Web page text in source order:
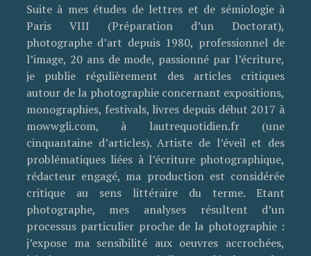
Suite à mes études de lettres et de sémiologie à
Paris VIII (Préparation d’un Doctorat),
photographe d’art depuis 1980, professionnel de
l’image, 20 ans de mode, passionné par l’écriture,
je publie régulièrement des articles critiques
autour de la photographie concernant expositions,
monographies, festivals, livres depuis début 2017 à
mowwgli.com, à lautrequotidien.fr (une
cinquantaine d’articles). Artiste de l’éveil et des
problématiques liées à l’écriture photographique,
rédacteur engagé, ma production est considérée
critique au sens littéraire du terme. Etant
photographe, mes analyses résultent d’un
processus particulier proche de la photographie :
j’expose ma sensibilité aux oeuvres accrochées,